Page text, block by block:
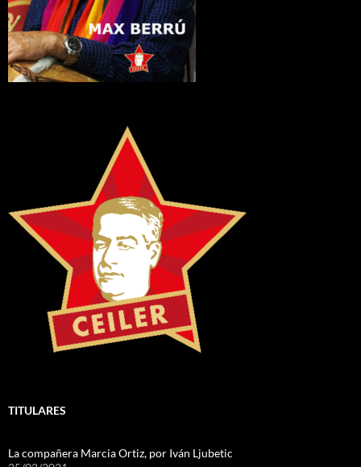
TITULARES
La compañera Marcia Ortiz, por Iván Ljubetic